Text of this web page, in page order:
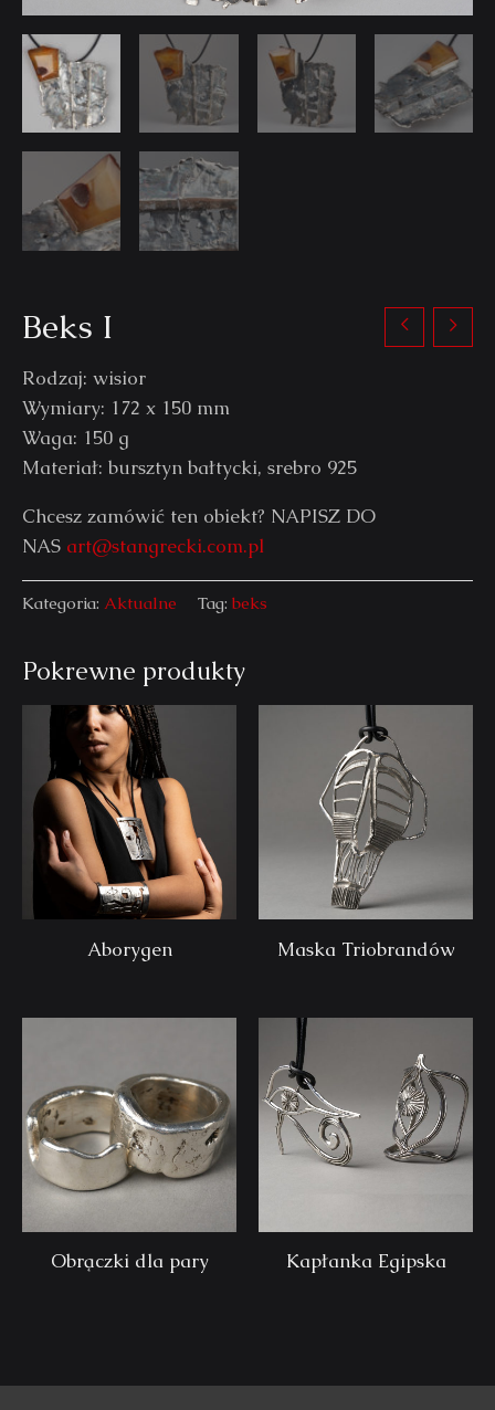
Beks I
Rodzaj: wisior
Wymiary: 172 x 150 mm
Waga: 150 g
Materiał: bursztyn bałtycki, srebro 925
Chcesz zamówić ten obiekt? NAPISZ DO
NAS art@stangrecki.com.pl
Kategoria: Aktualne Tag: beks
Pokrewne produkty
Aborygen Maska Triobrandów
Obrączki dla pary Kapłanka Egipska